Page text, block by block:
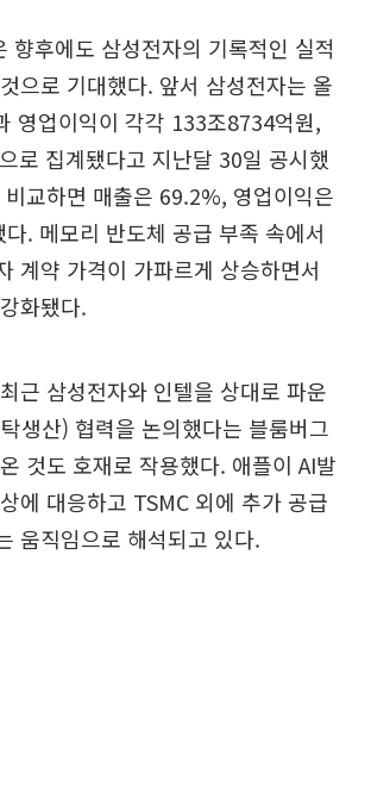
향후에도 삼성전자의 기록적인 실적
으로 기대했다. 앞서 삼성전자는 올
영업이익이 각각 133조8734억원,
로 집계됐다고 지난달 30일 공시했
교하면 매출은 69.2%, 영업이익은
. 메모리 반도체 공급 부족 속에서
계약 가격이 가파르게 상승하면서
화됐다.
근 삼성전자와 인텔을 상대로 파운
생산) 협력을 논의했다는 블룸버그
것도 호재로 작용했다. 애플이 AI발
에 대응하고 TSMC 외에 추가 공급
움직임으로 해석되고 있다.